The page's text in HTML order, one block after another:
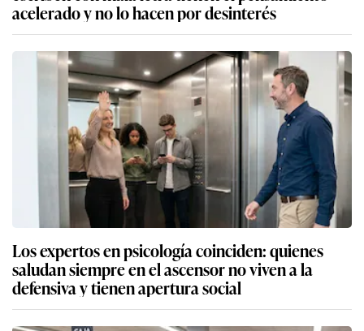
acelerado y no lo hacen por desinterés
Los expertos en psicología coinciden: quienes
saludan siempre en el ascensor no viven a la
defensiva y tienen apertura social